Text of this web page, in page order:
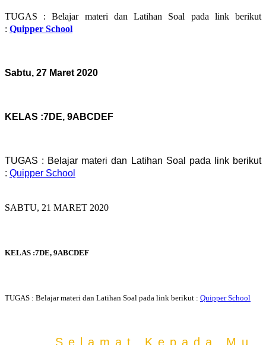
TUGAS : Belajar materi dan Latihan Soal pada link berikut
: Quipper School
Sabtu, 27 Maret 2020
KELAS :7DE, 9ABCDEF
TUGAS : Belajar materi dan Latihan Soal pada link berikut
: Quipper School
SABTU, 21 MARET 2020
KELAS :7DE, 9ABCDEF
TUGAS : Belajar materi dan Latihan Soal pada link berikut : Quipper School
Selamat Kepada